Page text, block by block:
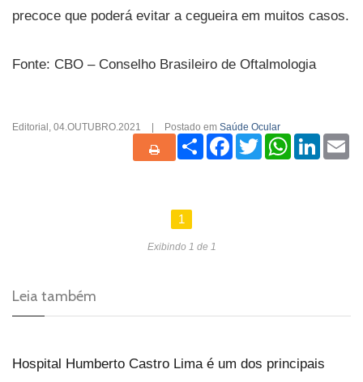
precoce que poderá evitar a cegueira em muitos casos.
Fonte: CBO – Conselho Brasileiro de Oftalmologia
Editorial , 04.OUTUBRO.2021 Postado em Saúde Ocular
ShareFacebook
TwitterWhatsApp
1
Exibindo 1 de 1
Leia também
Hospital Humberto Castro Lima é um dos principais